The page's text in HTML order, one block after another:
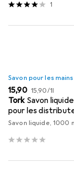
1
Savon pour les mains
EUR
15,90 EUR
15,90/1l
Tork Savon
pour les
Savon liquide, 1000